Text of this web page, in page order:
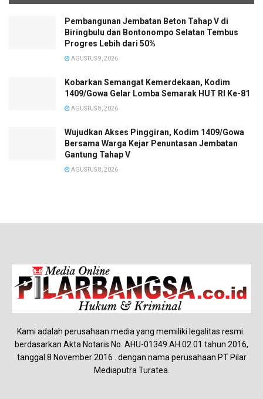
Pembangunan Jembatan Beton Tahap V di
Biringbulu dan Bontonompo Selatan Tembus
Progres Lebih dari 50%
AGUSTUS 9, 2026
Kobarkan Semangat Kemerdekaan, Kodim
1409/Gowa Gelar Lomba Semarak HUT RI Ke-81
AGUSTUS 8, 2026
Wujudkan Akses Pinggiran, Kodim 1409/Gowa
Bersama Warga Kejar Penuntasan Jembatan
Gantung Tahap V
AGUSTUS 8, 2026
Kami adalah perusahaan media yang memiliki legalitas resmi.
berdasarkan Akta Notaris No. AHU-01349.AH.02.01 tahun 2016,
tanggal 8 November 2016 . dengan nama perusahaan PT Pilar
Mediaputra Turatea.